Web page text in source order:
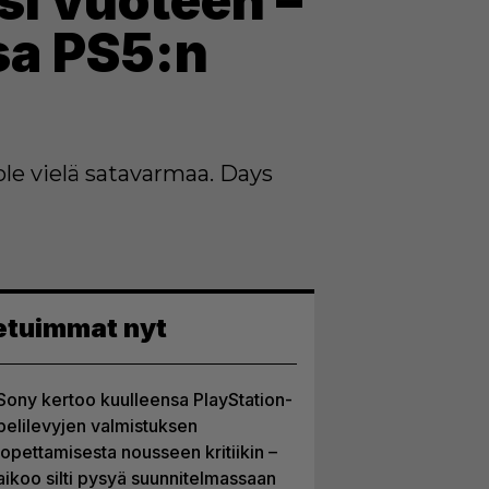
PS5:n
vielä satavarmaa. Days
nyt
kertoo kuulleensa PlayStation-
valmistuksen
nousseen kritiikin –
silti pysyä suunnitelmassaan